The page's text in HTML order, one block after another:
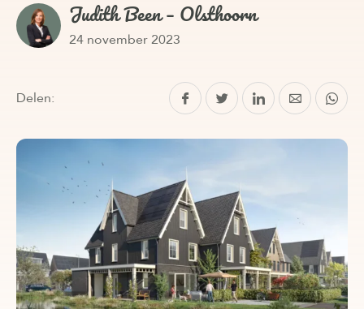
Judith Been – Olsthoorn
24 november 2023
Delen: